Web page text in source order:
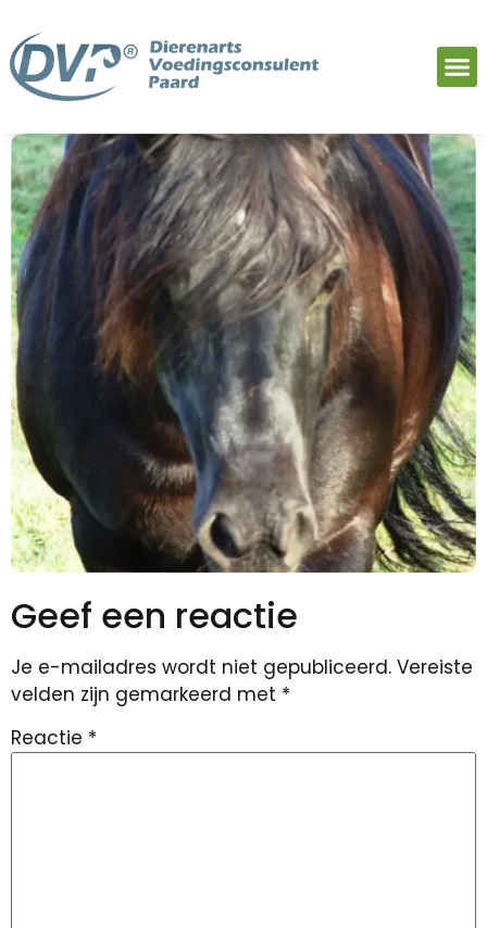
Geef een reactie
Je e-mailadres wordt niet gepubliceerd. Vereiste
velden zijn gemarkeerd met *
Reactie *